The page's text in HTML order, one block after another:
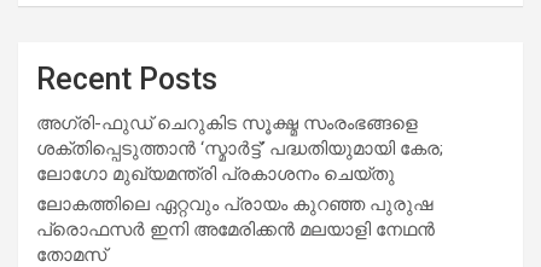
Recent Posts
അഗ്രി-ഫുഡ് ചെറുകിട സൂക്ഷ്മ സംരംഭങ്ങളെ
ശക്തിപ്പെടുത്താന്‍ ‘സ്മാര്‍ട്ട്’ പദ്ധതിയുമായി കേര;
ലോഗോ മുഖ്യമന്ത്രി പ്രകാശനം ചെയ്തു
ലോകത്തിലെ ഏറ്റവും പ്രായം കുറഞ്ഞ പുരുഷ
പ്രൊഫസർ ഇനി അമേരിക്കൻ മലയാളി നേഥൻ
തോമസ്